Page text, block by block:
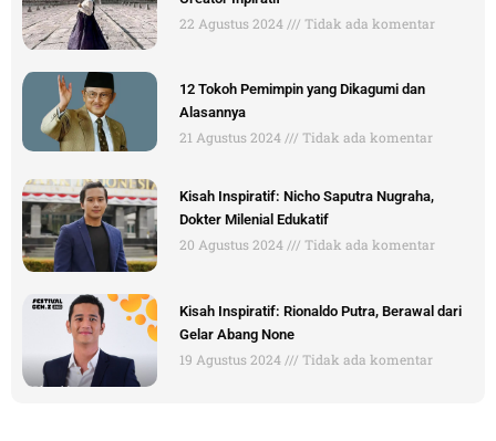
22 Agustus 2024 Tidak ada komentar
12 Tokoh Pemimpin yang Dikagumi dan
Alasannya
21 Agustus 2024 Tidak ada komentar
Kisah Inspiratif: Nicho Saputra Nugraha,
Dokter Milenial Edukatif
20 Agustus 2024 Tidak ada komentar
Kisah Inspiratif: Rionaldo Putra, Berawal dari
Gelar Abang None
19 Agustus 2024 Tidak ada komentar